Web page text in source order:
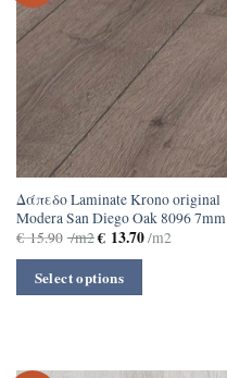
Δάπεδο Laminate Krono original
Modera San Diego Oak 8096 7mm
€15.90 /m2€13.70/m2
Select options